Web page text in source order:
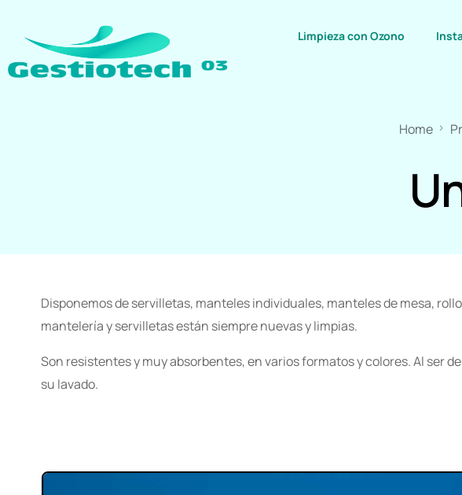
Limpieza con Ozono
Home
Disponemos de servilletas, manteles individuales, manteles de mesa,
mantelería y servilletas están siempre nuevas y limpias.
Son resistentes y muy absorbentes, en varios formatos y colores. Al ser
su lavado.